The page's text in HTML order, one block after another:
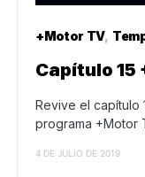
+Motor TV
Capítulo 15
Revive el capítulo
programa +Motor
4 DE JULIO DE 2019